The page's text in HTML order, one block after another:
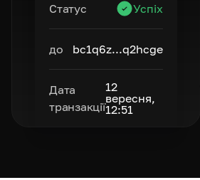
Статус Успіх
до bc1q6z...q2hcge
Дата
транзакції
12
вересня,
12:51